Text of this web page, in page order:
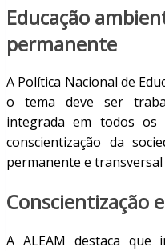
Educação
permanente
A Política Nacional de
o tema deve ser
integrada em todos
conscientização da
permanente e
Conscientização
A ALEAM destaca que